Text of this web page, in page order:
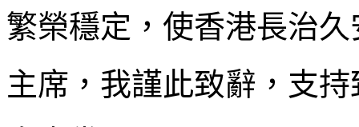
繁榮穩定，使香港長治久
主席，我謹此致辭，支